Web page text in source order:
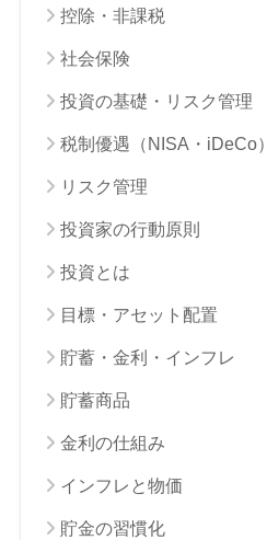
控除・非課税
社会保険
投資の基礎・リスク管理
税制優遇（NISA・iDeCo）
リスク管理
投資家の行動原則
投資とは
目標・アセット配置
貯蓄・金利・インフレ
貯蓄商品
金利の仕組み
インフレと物価
貯金の習慣化